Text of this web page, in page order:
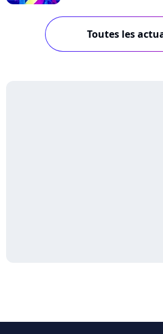
Toutes les